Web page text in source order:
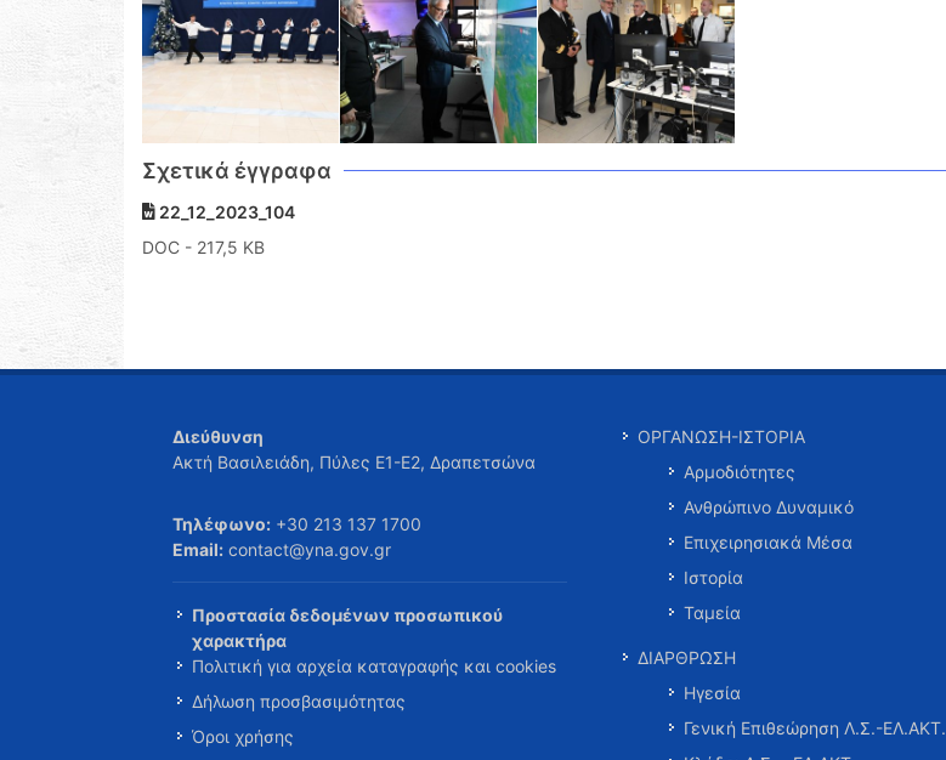
Σχετικά έγγραφα
22_12_2023_104
DOC - 217,5 KB
Διεύθυνση
Ακτή Βασιλειάδη, Πύλες Ε1-Ε2, Δραπετσώνα
Τηλέφωνο: +30 213 137 1700
Email: contact@yna.gov.gr
Προστασία δεδομένων προσωπικού
χαρακτήρα
Πολιτική για αρχεία καταγραφής και cookies
Δήλωση προσβασιμότητας
Όροι χρήσης
ΟΡΓΑΝΩΣΗ-ΙΣΤΟΡΙΑ
Αρμοδιότητες
Ανθρώπινο Δυναμικό
Επιχειρησιακά Μέσα
Ιστορία
Ταμεία
ΔΙΑΡΘΡΩΣΗ
Ηγεσία
Γενική Επιθεώρηση Λ.Σ.-ΕΛ.ΑΚΤ.